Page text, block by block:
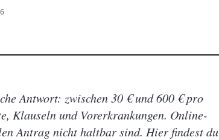
Antwort: zwischen 30 € und 600 € pro
Klauseln und Vorerkrankungen. Online-
Antrag nicht haltbar sind. Hier findest du